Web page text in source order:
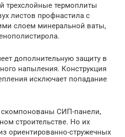
трехслойные термоплиты
листов профнастила с
слоем минеральной ваты,
дополнительную защиту в
напыления. Конструкция
исключает попадание
СИП-панели,
строительстве. Но их
ориентированно-стружечных